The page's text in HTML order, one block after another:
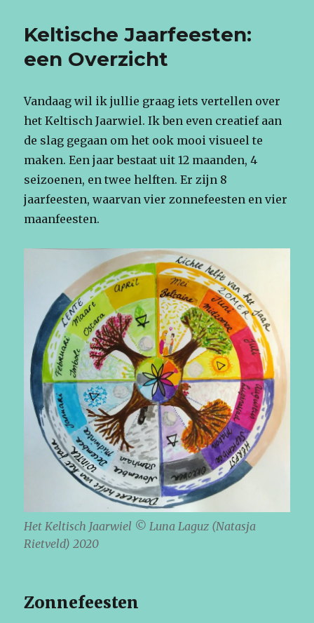
van
Wind
Keltische Jaarfeesten:
een Overzicht
Vandaag wil ik jullie graag iets vertellen over
het Keltisch Jaarwiel. Ik ben even creatief aan
de slag gegaan om het ook mooi visueel te
maken. Een jaar bestaat uit 12 maanden, 4
seizoenen, en twee helften. Er zijn 8
jaarfeesten, waarvan vier zonnefeesten en vier
maanfeesten.
Het Keltisch Jaarwiel © Luna Laguz (Natasja
Rietveld) 2020
Zonnefeesten